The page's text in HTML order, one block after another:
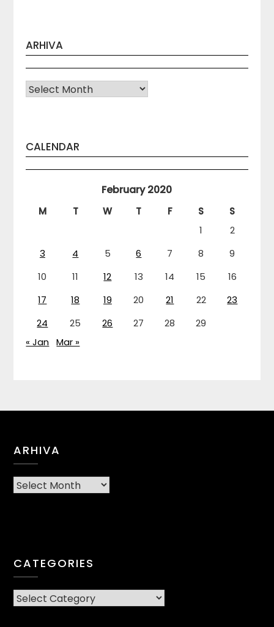
ARHIVA
Arhiva
CALENDAR
February 2020
M T W T F S
S
1
2
3
4 5 6 7 8
9
10
11 12 13 14 15
16
17
18 19 20 21 22
23
24
25 26 27 28
29
« Jan Mar »
ARHIVA
Arhiva
CATEGORIES
CATEGORIES